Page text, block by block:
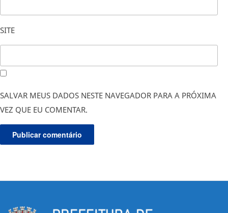
SITE
SALVAR MEUS DADOS NESTE NAVEGADOR PARA A PRÓXIMA
VEZ QUE EU COMENTAR.